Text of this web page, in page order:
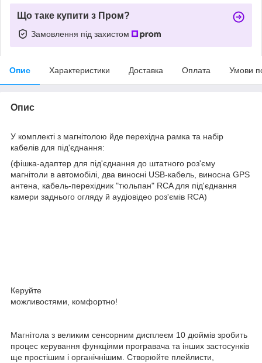
Що таке купити з Пром?
Замовлення під захистом
Опис Характеристики Доставка Оплата Умови
Опис
У комплекті з магнітолою йде перехідна рамка та набір
кабелів для під'єднання:
(фішка-адаптер для під'єднання до штатного роз'єму
магнітоли в автомобілі, два виносні USB-кабель, виносна GPS
антена, кабель-перехідник "тюльпан" RCA для під'єднання
камери заднього огляду й аудіовідео роз'ємів RCA)
Керуйте
можливостями, комфортно!
Магнітола з великим сенсорним дисплеєм 10 дюймів зробить
процес керування функціями програвача та інших застосунків
ще простішим і органічнішим. Створюйте плейлисти,